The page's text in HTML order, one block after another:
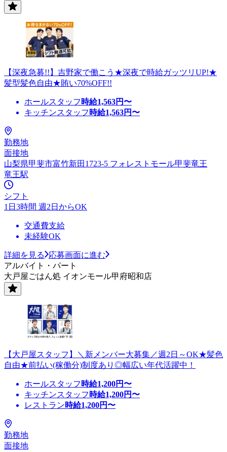
【深夜急募!!】吉野家で働こう★深夜で時給ガッツリUP!★
髪型髪色自由★賄い70%OFF!!
ホールスタッフ 時給1,563円〜
キッチンスタッフ 時給1,563円〜
勤務地
面接地
山梨県甲斐市富竹新田1723-5 フォレストモール甲斐竜王
竜王駅
シフト
1日3時間 週2日からOK
交通費支給
未経験OK
詳細を見る
応募画面に進む
アルバイト・パート
大戸屋ごはん処 イオンモール甲府昭和店
【大戸屋スタッフ】＼新メンバー大募集／週2日～OK★髪色
自由★前払い(稼働分)制度あり◎幅広い年代活躍中！
ホールスタッフ 時給1,200円〜
キッチンスタッフ 時給1,200円〜
レストラン時給1,200円〜
勤務地
面接地